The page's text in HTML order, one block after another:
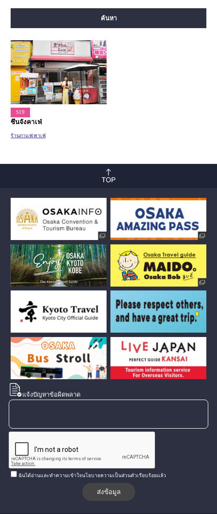
สายอิมาซาโตะซุจิ สายนิวแทรม
ค้นหา
S19
ซึนจังคาเฟ่
ร้านกาแฟ/คาเฟ่
แจ้งปัญหาข้อผิดพลาด
ฉันได้อ่านและทำความเข้าใจนโยบายความเป็นส่วนตัวเรียบร้อยแล้ว